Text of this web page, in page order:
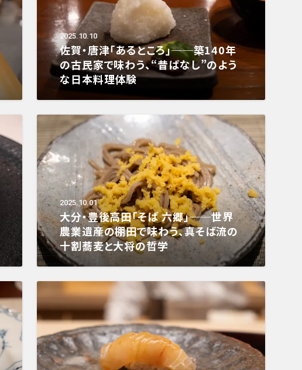
2025.10.10
佐賀・唐津「あるところ」──築140年
の古民家で味わう、“昔ばなし”のよう
な日本料理体験
2025.10.01
大分・豊後高田「そば 六郷」──世界
農業遺産の棚田で味わう、真そば流の
十割蕎麦と大将の哲学